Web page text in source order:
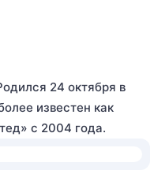
24 октября в
известен как
с 2004 года.